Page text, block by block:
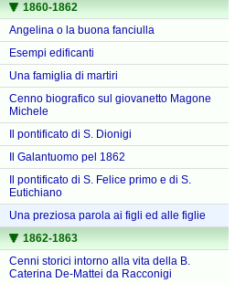
1860-1862
Angelina o la buona fanciulla
Esempi edificanti
Una famiglia di martiri
Cenno biografico sul giovanetto Magone
Michele
Il pontificato di S. Dionigi
Il Galantuomo pel 1862
Il pontificato di S. Felice primo e di S.
Eutichiano
Una preziosa parola ai figli ed alle figlie
1862-1863
Cenni storici intorno alla vita della B.
Caterina De-Mattei da Racconigi